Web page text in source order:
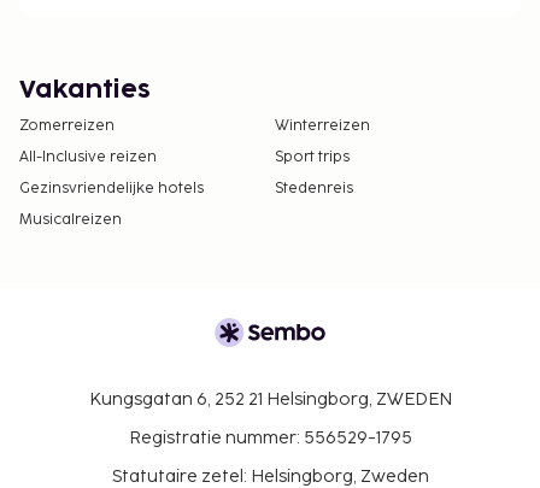
Vakanties
Zomerreizen
Winterreizen
All-Inclusive reizen
Sport trips
Gezinsvriendelijke hotels
Stedenreis
Musicalreizen
Kungsgatan 6, 252 21 Helsingborg, ZWEDEN
Registratie nummer: 556529-1795
Statutaire zetel: Helsingborg, Zweden